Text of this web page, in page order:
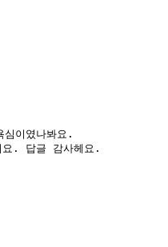
이였나봐요.
요. 답글 감사헤요.